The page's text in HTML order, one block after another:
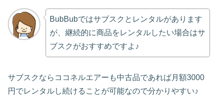
BubBubではサブスクとレンタルがあります
が、継続的に商品をレンタルしたい場合はサ
ブスクがおすすめですよ♪
サブスクならココネルエアーも中古品であれば月額3000
円でレンタルし続けることが可能なので分かりやすい♪